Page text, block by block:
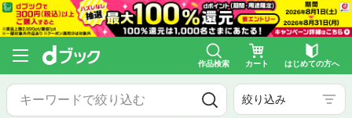
作品検索 カート はじめての方へ
絞り込み